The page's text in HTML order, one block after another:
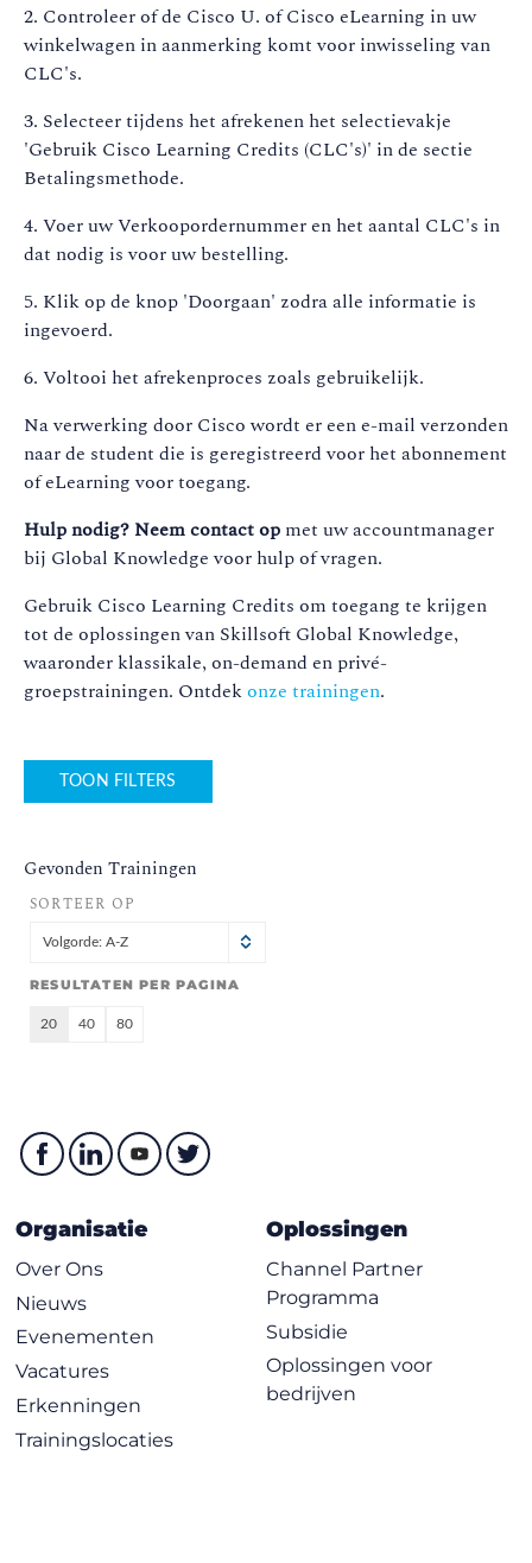
2. Controleer of de Cisco U. of Cisco eLearning in uw
winkelwagen in aanmerking komt voor inwisseling van
CLC's.
3. Selecteer tijdens het afrekenen het selectievakje
'Gebruik Cisco Learning Credits (CLC's)' in de sectie
Betalingsmethode.
4. Voer uw Verkoopordernummer en het aantal CLC's in
dat nodig is voor uw bestelling.
5. Klik op de knop 'Doorgaan' zodra alle informatie is
ingevoerd.
6. Voltooi het afrekenproces zoals gebruikelijk.
Na verwerking door Cisco wordt er een e-mail verzonden
naar de student die is geregistreerd voor het abonnement
of eLearning voor toegang.
Hulp nodig? Neem contact op met uw accountmanager
bij Global Knowledge voor hulp of vragen.
Gebruik Cisco Learning Credits om toegang te krijgen
tot de oplossingen van Skillsoft Global Knowledge,
waaronder klassikale, on-demand en privé-
groepstrainingen. Ontdekonze trainingen.
TOON FILTERS
Gevonden Trainingen
SORTEER OP
Volgorde: A-Z
RESULTATEN PER PAGINA
20 40 80
Organisatie
Over Ons
Nieuws
Evenementen
Vacatures
Erkenningen
Trainingslocaties
Oplossingen
Channel Partner
Programma
Subsidie
Oplossingen voor
bedrijven